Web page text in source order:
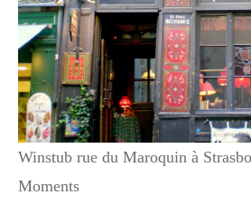
Winstub rue du Maroquin à
Moments